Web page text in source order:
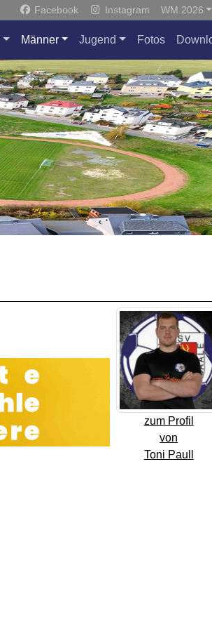
Facebook Instagram WM 2026
Männer Jugend Fotos
zum Profil
von
Toni Paull